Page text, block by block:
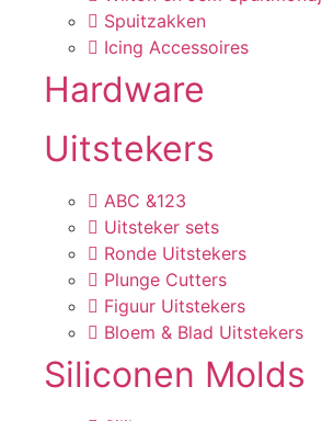
Spuitzakken
Icing Accessoires
Hardware
Uitstekers
ABC &123
Uitsteker sets
Ronde Uitstekers
Plunge Cutters
Figuur Uitstekers
Bloem & Blad Uitstekers
Siliconen Molds